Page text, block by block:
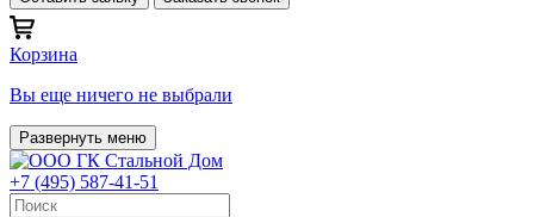
Корзина
Вы еще ничего не выбрали
Развернуть меню
+7 (495) 587-41-51